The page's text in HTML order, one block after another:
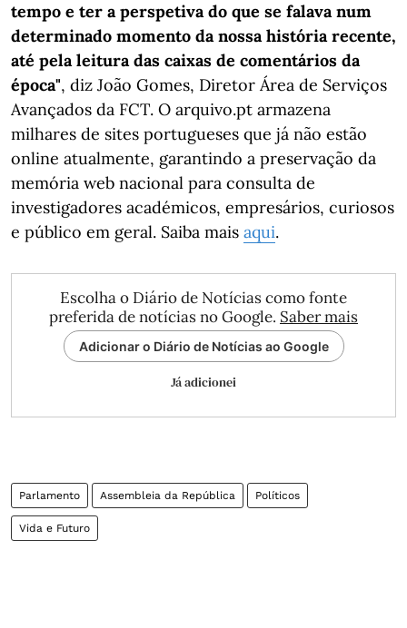
tempo e ter a perspetiva do que se falava num
determinado momento da nossa história recente,
até pela leitura das caixas de comentários da
época", diz João Gomes, Diretor Área de Serviços
Avançados da FCT. O arquivo.pt armazena
milhares de sites portugueses que já não estão
online atualmente, garantindo a preservação da
memória web nacional para consulta de
investigadores académicos, empresários, curiosos
e público em geral. Saiba mais aqui.
Escolha o Diário de Notícias como fonte
preferida de notícias no Google. Saber mais
Adicionar o Diário de Notícias ao Google
Já adicionei
Parlamento Assembleia da República Políticos
Vida e Futuro